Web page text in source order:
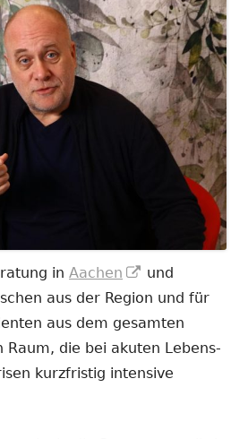
in Aachen
In
neuem
Fenster
öffnen
und
aus der Region und für
aus dem gesamten
Raum, die bei akuten Lebens-
kurzfristig intensive